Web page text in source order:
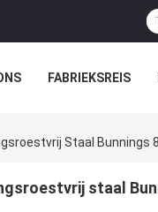
FABRIEKSREIS
Staal Bunnings
staal